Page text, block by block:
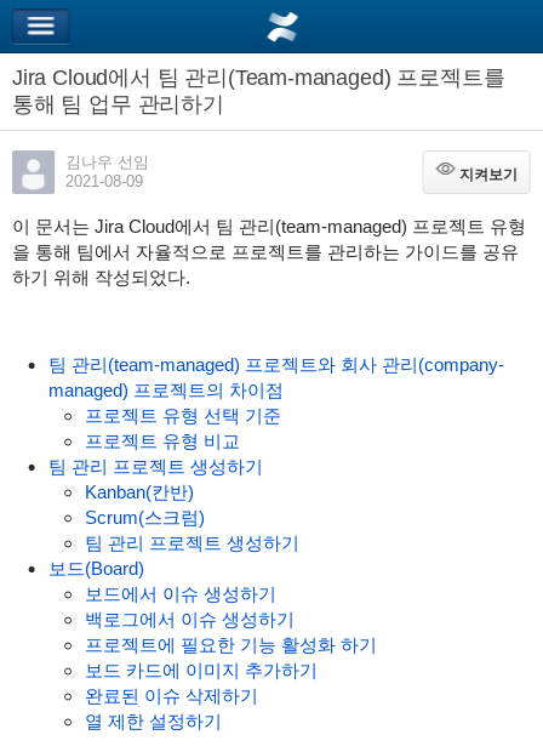
Jira Cloud에서 팀 관리(Team-managed) 프로젝트를
통해 팀 업무 관리하기
김나우 선임
2021-08-09
지켜보기
지켜보기
이 문서는 Jira Cloud에서 팀 관리(team-managed) 프로젝트 유형
을 통해 팀에서 자율적으로 프로젝트를 관리하는 가이드를 공유
하기 위해 작성되었다.
팀 관리(team-managed) 프로젝트와 회사 관리(company-
managed) 프로젝트의 차이점
프로젝트 유형 선택 기준
프로젝트 유형 비교
팀 관리 프로젝트 생성하기
Kanban(칸반)
Scrum(스크럼)
팀 관리 프로젝트 생성하기
보드(Board)
보드에서 이슈 생성하기
백로그에서 이슈 생성하기
프로젝트에 필요한 기능 활성화 하기
보드 카드에 이미지 추가하기
완료된 이슈 삭제하기
열 제한 설정하기